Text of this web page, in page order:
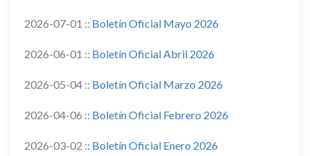
2026-07-01 :: Boletín Oficial Mayo 2026
2026-06-01 :: Boletín Oficial Abril 2026
2026-05-04 :: Boletín Oficial Marzo 2026
2026-04-06 :: Boletín Oficial Febrero 2026
2026-03-02 :: Boletín Oficial Enero 2026